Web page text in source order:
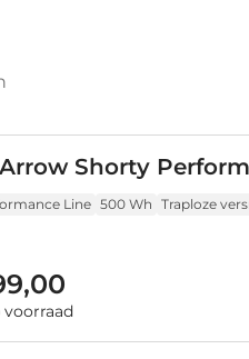
Shorty
Line 500 Wh Traploze
voorraad